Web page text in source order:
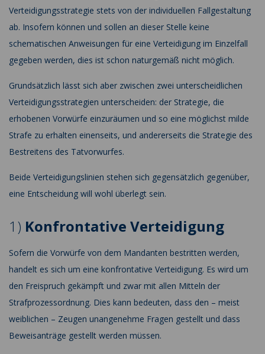
Verteidigungsstrategie stets von der individuellen Fallgestaltung
ab. Insofern können und sollen an dieser Stelle keine
schematischen Anweisungen für eine Verteidigung im Einzelfall
gegeben werden, dies ist schon naturgemäß nicht möglich.
Grundsätzlich lässt sich aber zwischen zwei unterscheidlichen
Verteidigungsstrategien unterscheiden: der Strategie, die
erhobenen Vorwürfe einzuräumen und so eine möglichst milde
Strafe zu erhalten einenseits, und andererseits die Strategie des
Bestreitens des Tatvorwurfes.
Beide Verteidigungslinien stehen sich gegensätzlich gegenüber,
eine Entscheidung will wohl überlegt sein.
1) Konfrontative Verteidigung
Sofern die Vorwürfe von dem Mandanten bestritten werden,
handelt es sich um eine konfrontative Verteidigung. Es wird um
den Freispruch gekämpft und zwar mit allen Mitteln der
Strafprozessordnung. Dies kann bedeuten, dass den – meist
weiblichen – Zeugen unangenehme Fragen gestellt und dass
Beweisanträge gestellt werden müssen.